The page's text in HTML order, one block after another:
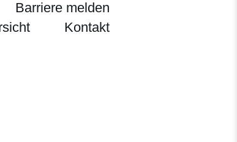
und Heimat
Barriere melden
Kontakt